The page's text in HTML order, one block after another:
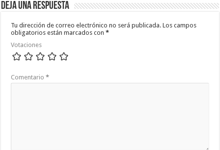
Deja una respuesta
Tu dirección de correo electrónico no será publicada. Los campos
obligatorios están marcados con*
Votaciones
Comentario*